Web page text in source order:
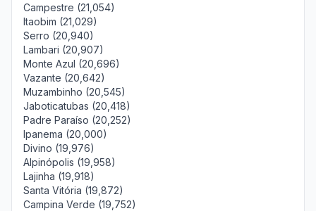
Campestre (21,054)
Itaobim (21,029)
Serro (20,940)
Lambari (20,907)
Monte Azul (20,696)
Vazante (20,642)
Muzambinho (20,545)
Jaboticatubas (20,418)
Padre Paraíso (20,252)
Ipanema (20,000)
Divino (19,976)
Alpinópolis (19,958)
Lajinha (19,918)
Santa Vitória (19,872)
Campina Verde (19,752)